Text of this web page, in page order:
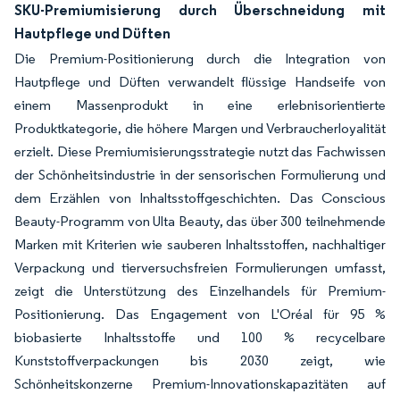
SKU-Premiumisierung durch Überschneidung mit
Hautpflege und Düften
Die Premium-Positionierung durch die Integration von
Hautpflege und Düften verwandelt flüssige Handseife von
einem Massenprodukt in eine erlebnisorientierte
Produktkategorie, die höhere Margen und Verbraucherloyalität
erzielt. Diese Premiumisierungsstrategie nutzt das Fachwissen
der Schönheitsindustrie in der sensorischen Formulierung und
dem Erzählen von Inhaltsstoffgeschichten. Das Conscious
Beauty-Programm von Ulta Beauty, das über 300 teilnehmende
Marken mit Kriterien wie sauberen Inhaltsstoffen, nachhaltiger
Verpackung und tierversuchsfreien Formulierungen umfasst,
zeigt die Unterstützung des Einzelhandels für Premium-
Positionierung. Das Engagement von L'Oréal für 95 %
biobasierte Inhaltsstoffe und 100 % recycelbare
Kunststoffverpackungen bis 2030 zeigt, wie
Schönheitskonzerne Premium-Innovationskapazitäten auf